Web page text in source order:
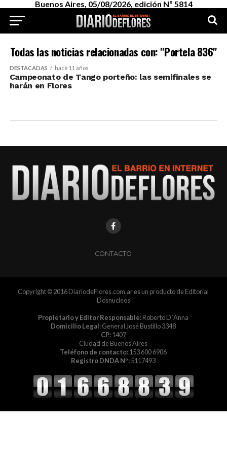
Buenos Aires, 05/08/2026, edición Nº 5814
Todas las noticias relacionadas con: "Portela 836"
DESTACADAS hace 11 años
Campeonato de Tango porteño: las semifinales se
harán en Flores
CONTACTO
Copyright © 2016 DiariodeFlores.com.ar es un producto de Editorial
Dosnucleos
Propietario y Editor Responsable:Roberto D´Anna
Domicilio Legal:General José Bustillo 3348
CP:1407
Ciudad de Buenos Aires
Teléfono de contacto:153 600 6906
Registro DNDA Nº:5117493